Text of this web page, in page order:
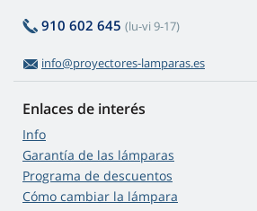
910 602 645 (lu-vi 9-17)
info@proyectores-lamparas.es
Enlaces de interés
Info
Garantía de las lámparas
Programa de descuentos
Cómo cambiar la lámpara